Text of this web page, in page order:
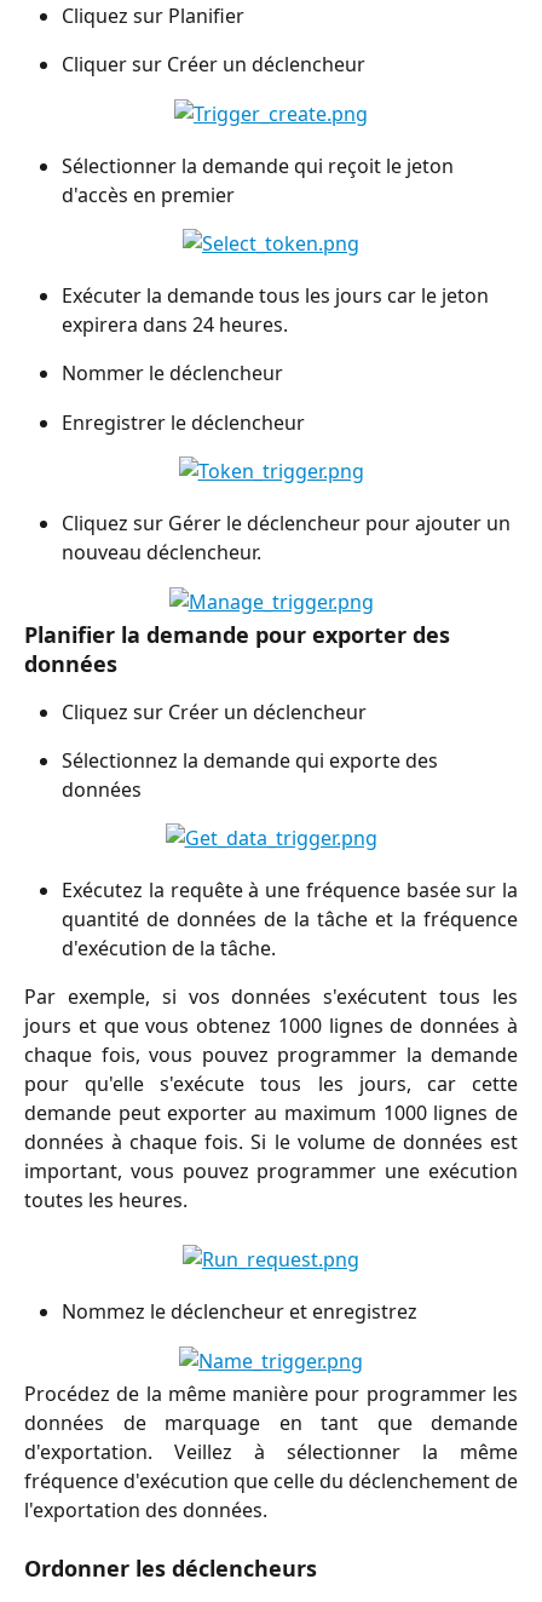
Cliquez sur Planifier
Cliquer sur Créer un déclencheur
Sélectionner la demande qui reçoit le jeton
d'accès en premier
Exécuter la demande tous les jours car le jeton
expirera dans 24 heures.
Nommer le déclencheur
Enregistrer le déclencheur
Cliquez sur Gérer le déclencheur pour ajouter un
nouveau déclencheur.
Planifier la demande pour exporter des
données
Cliquez sur Créer un déclencheur
Sélectionnez la demande qui exporte des
données
Exécutez la requête à une fréquence basée sur la
quantité de données de la tâche et la fréquence
d'exécution de la tâche.
Par exemple, si vos données s'exécutent tous les
jours et que vous obtenez 1000 lignes de données à
chaque fois, vous pouvez programmer la demande
pour qu'elle s'exécute tous les jours, car cette
demande peut exporter au maximum 1000 lignes de
données à chaque fois. Si le volume de données est
important, vous pouvez programmer une exécution
toutes les heures.
Nommez le déclencheur et enregistrez
Procédez de la même manière pour programmer les
données de marquage en tant que demande
d'exportation. Veillez à sélectionner la même
fréquence d'exécution que celle du déclenchement de
l'exportation des données.
Ordonner les déclencheurs